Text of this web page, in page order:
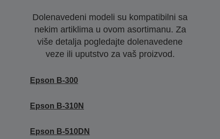
Dolenavedeni modeli su kompatibilni sa
nekim artiklima u ovom asortimanu. Za
više detalja pogledajte dolenavedene
veze ili uputstvo za vaš proizvod.
Epson B-300
Epson B-310N
Epson B-510DN